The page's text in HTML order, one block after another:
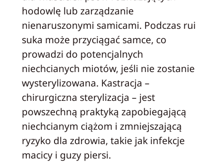
hodowlę lub zarządzanie
nienaruszonymi samicami. Podczas rui
suka może przyciągać samce, co
prowadzi do potencjalnych
niechcianych miotów, jeśli nie zostanie
wysterylizowana. Kastracja –
chirurgiczna sterylizacja – jest
powszechną praktyką zapobiegającą
niechcianym ciążom i zmniejszającą
ryzyko dla zdrowia, takie jak infekcje
macicy i guzy piersi.